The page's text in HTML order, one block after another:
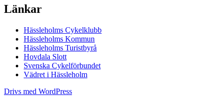
Länkar
Hässleholms Cykelklubb
Hässleholms Kommun
Hässleholms Turistbyrå
Hovdala Slott
Svenska Cykelförbundet
Vädret i Hässleholm
Drivs med WordPress